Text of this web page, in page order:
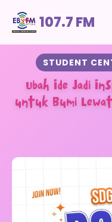
107.7 FM
STUDENT
Ubah Ide Jadi
untuk Bumi